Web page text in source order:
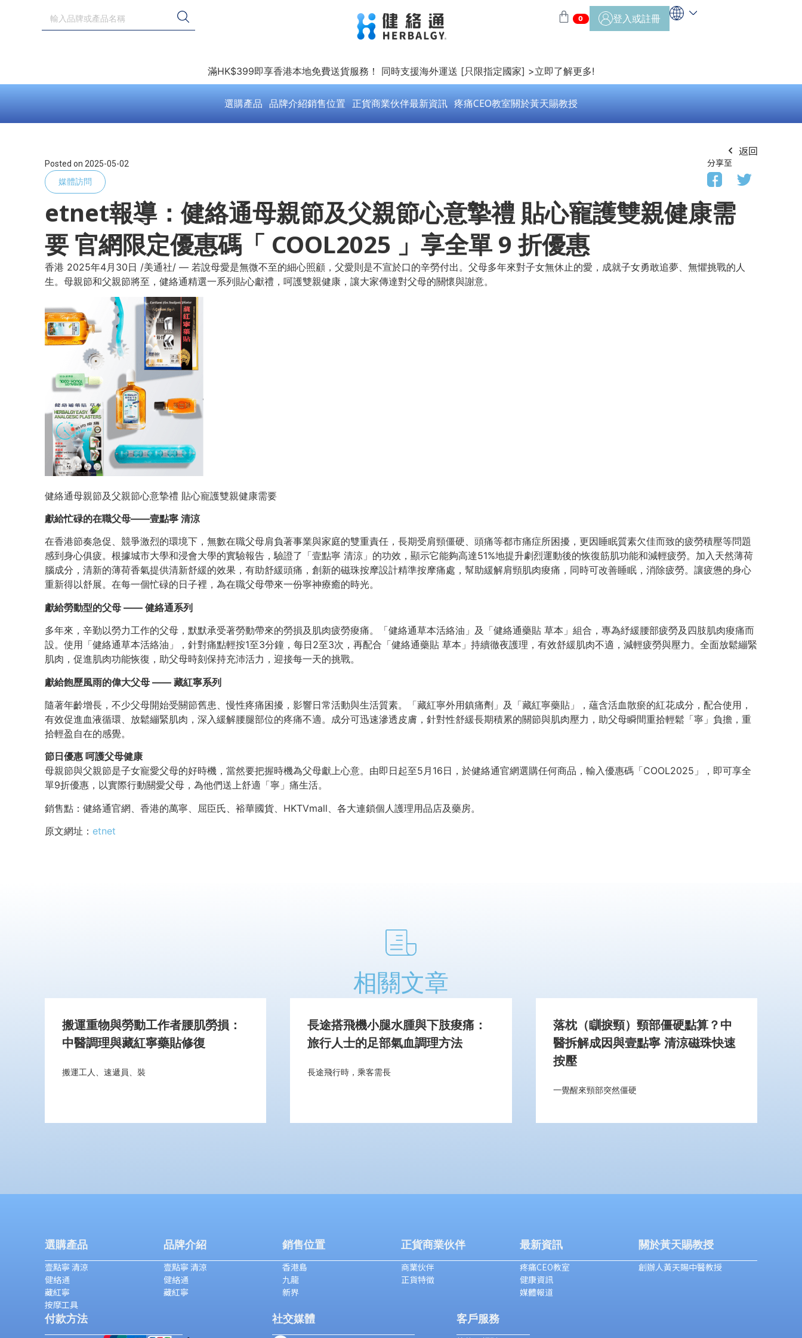
0 登入或註冊
滿HK$399即享香港本地免費送貨服務！ 同時支援海外運送 [只限指定國家] >立即了解更多!
選購產品 品牌介紹銷售位置 正貨商業伙伴最新資訊 疼痛CEO教室關於黃天賜教授
返回
Posted on 2025-05-02
媒體訪問
分享至
etnet報導：健絡通母親節及父親節心意摯禮 貼心寵護雙親健康需
要 官網限定優惠碼「 COOL2025 」享全單 9 折優惠
香港 2025年4月30日 /美通社/ — 若說母愛是無微不至的細心照顧，父愛則是不宣於口的辛勞付出。父母多年來對子女無休止的愛，成就子女勇敢追夢、無懼挑戰的人
生。母親節和父親節將至，健絡通精選一系列貼心獻禮，呵護雙親健康，讓大家傳達對父母的關懷與謝意。
健絡通母親節及父親節心意摯禮 貼心寵護雙親健康需要
獻給忙碌的在職父母——壹點寧 清涼
在香港節奏急促、競爭激烈的環境下，無數在職父母肩負著事業與家庭的雙重責任，長期受肩頸僵硬、頭痛等都市痛症所困擾，更因睡眠質素欠佳而致的疲勞積壓等問題
感到身心俱疲。根據城市大學和浸會大學的實驗報告，驗證了「壹點寧 清涼」的功效，顯示它能夠高達51%地提升劇烈運動後的恢復筋肌功能和減輕疲勞。加入天然薄荷
腦成分，清新的薄荷香氣提供清新舒緩的效果，有助舒緩頭痛，創新的磁珠按摩設計精準按摩痛處，幫助緩解肩頸肌肉痠痛，同時可改善睡眠，消除疲勞。讓疲憊的身心
重新得以舒展。在每一個忙碌的日子裡，為在職父母帶來一份寧神療癒的時光。
獻給勞動型的父母 —— 健絡通系列
多年來，辛勤以勞力工作的父母，默默承受著勞動帶來的勞損及肌肉疲勞痠痛。「健絡通草本活絡油」及「健絡通藥貼 草本」組合，專為紓緩腰部疲勞及四肢肌肉痠痛而
設。使用「健絡通草本活絡油」，針對痛點輕按1至3分鐘，每日2至3次，再配合「健絡通藥貼 草本」持續徹夜護理，有效舒緩肌肉不適，減輕疲勞與壓力。全面放鬆繃緊
肌肉，促進肌肉功能恢復，助父母時刻保持充沛活力，迎接每一天的挑戰。
獻給飽歷風雨的偉大父母 —— 藏紅寧系列
隨著年齡增長，不少父母開始受關節舊患、慢性疼痛困擾，影響日常活動與生活質素。「藏紅寧外用鎮痛劑」及「藏紅寧藥貼」，蘊含活血散瘀的紅花成分，配合使用，
有效促進血液循環、放鬆繃緊肌肉，深入緩解腰腿部位的疼痛不適。成分可迅速滲透皮膚，針對性舒緩長期積累的關節與肌肉壓力，助父母瞬間重拾輕鬆「寧」負擔，重
拾輕盈自在的感覺。
節日優惠 呵護父母健康
母親節與父親節是子女寵愛父母的好時機，當然要把握時機為父母獻上心意。由即日起至5月16日，於健絡通官網選購任何商品，輸入優惠碼「COOL2025」，即可享全
單9折優惠，以實際行動關愛父母，為他們送上舒適「寧」痛生活。
銷售點：健絡通官網、香港的萬寧、屈臣氏、裕華國貨、HKTVmall、各大連鎖個人護理用品店及藥房。
原文網址： etnet
相關文章
搬運重物與勞動工作者腰肌勞損：
中醫調理與藏紅寧藥貼修復
搬運工人、速遞員、裝
長途搭飛機小腿水腫與下肢痠痛：
旅行人士的足部氣血調理方法
長途飛行時，乘客需長
落枕（瞓捩頸）頸部僵硬點算？中
醫拆解成因與壹點寧 清涼磁珠快速
按壓
一覺醒來頸部突然僵硬
選購產品
壹點寧 清涼
健絡通
藏紅寧
按摩工具
品牌介紹
壹點寧 清涼
健絡通
藏紅寧
銷售位置
香港島
九龍
新界
正貨商業伙伴
商業伙伴
正貨特徵
最新資訊
疼痛CEO教室
健康資訊
媒體報道
關於黃天賜教授
創辦人黃天賜中醫教授
付款方法 社交媒體 客戶服務